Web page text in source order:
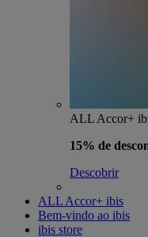
ALL Accor+
15% de
Descobrir
ALL Accor+ ibis
Bem-vindo ao ibis
ibis store